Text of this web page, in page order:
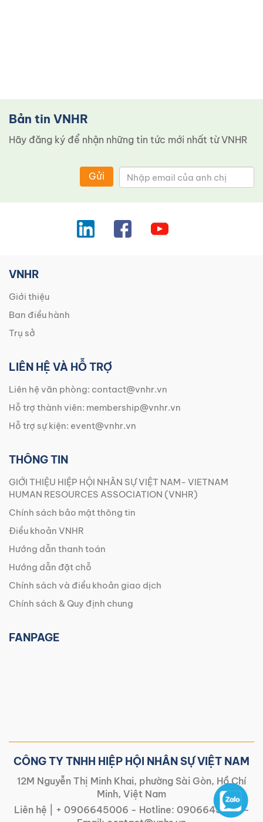
Bản tin VNHR
Hãy đăng ký để nhận những tin tức mới nhất từ ​​VNHR
Gửi
VNHR
Giới thiệu
Ban điều hành
Trụ sở
LIÊN HỆ VÀ HỖ TRỢ
Liên hệ văn phòng: contact@vnhr.vn
Hỗ trợ thành viên: membership@vnhr.vn
Hỗ trợ sự kiện: event@vnhr.vn
THÔNG TIN
GIỚI THIỆU HIỆP HỘI NHÂN SỰ VIỆT NAM- VIETNAM
HUMAN RESOURCES ASSOCIATION (VNHR)
Chính sách bảo mật thông tin
Điều khoản VNHR
Hướng dẫn thanh toán
Hướng dẫn đặt chỗ
Chính sách và điều khoản giao dịch
Chính sách & Quy định chung
FANPAGE
CÔNG TY TNHH HIỆP HỘI NHÂN SỰ VIỆT NAM
12M Nguyễn Thị Minh Khai, phường Sài Gòn, Hồ Chí
Minh, Việt Nam
Liên hệ |
+ 0906645006 - Hotline: 0906645006-